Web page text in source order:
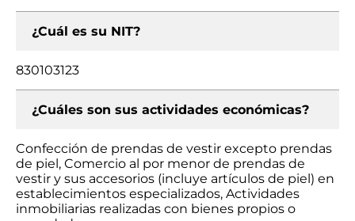
¿Cuál es su NIT?
830103123
¿Cuáles son sus actividades económicas?
Confección de prendas de vestir excepto prendas
de piel, Comercio al por menor de prendas de
vestir y sus accesorios (incluye artículos de piel) en
establecimientos especializados, Actividades
inmobiliarias realizadas con bienes propios o